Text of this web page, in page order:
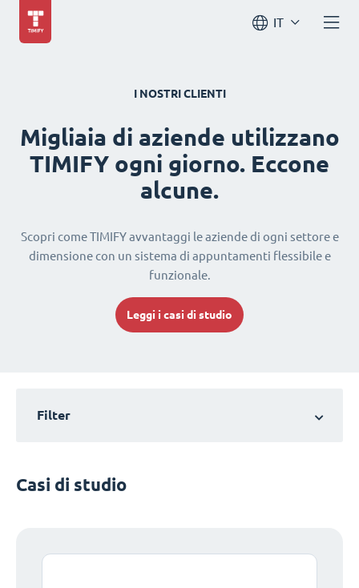
IT
I NOSTRI CLIENTI
Migliaia di aziende utilizzano
TIMIFY ogni giorno. Eccone
alcune.
Scopri come TIMIFY avvantaggi le aziende di ogni settore e
dimensione con un sistema di appuntamenti flessibile e
funzionale.
Leggi i casi di studio
Filter
Casi di studio